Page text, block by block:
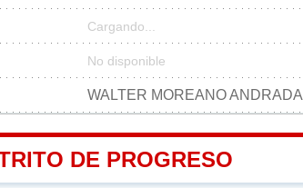
Cargando...
No disponible
WALTER MOREANO ANDRADA
DE PROGRESO